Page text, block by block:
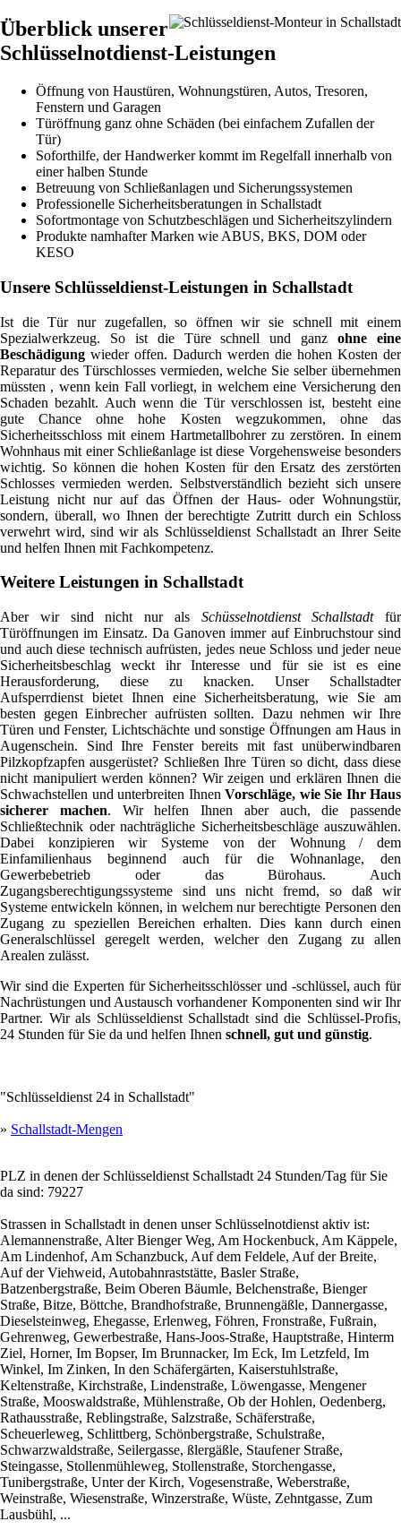
Überblick unserer
Schlüsselnotdienst-Leistungen
Öffnung von Haustüren, Wohnungstüren, Autos, Tresoren,
Fenstern und Garagen
Türöffnung ganz ohne Schäden (bei einfachem Zufallen der
Tür)
Soforthilfe, der Handwerker kommt im Regelfall innerhalb von
einer halben Stunde
Betreuung von Schließanlagen und Sicherungssystemen
Professionelle Sicherheitsberatungen in Schallstadt
Sofortmontage von Schutzbeschlägen und Sicherheitszylindern
Produkte namhafter Marken wie ABUS, BKS, DOM oder
KESO
Unsere Schlüsseldienst-Leistungen in Schallstadt
Ist die Tür nur zugefallen, so öffnen wir sie schnell mit einem
Spezialwerkzeug. So ist die Türe schnell und ganzohne eine
Beschädigung wieder offen. Dadurch werden die hohen Kosten der
Reparatur des Türschlosses vermieden, welche Sie selber übernehmen
müssten , wenn kein Fall vorliegt, in welchem eine Versicherung den
Schaden bezahlt. Auch wenn die Tür verschlossen ist, besteht eine
gute Chance ohne hohe Kosten wegzukommen, ohne das
Sicherheitsschloss mit einem Hartmetallbohrer zu zerstören. In einem
Wohnhaus mit einer Schließanlage ist diese Vorgehensweise besonders
wichtig. So können die hohen Kosten für den Ersatz des zerstörten
Schlosses vermieden werden. Selbstverständlich bezieht sich unsere
Leistung nicht nur auf das Öffnen der Haus- oder Wohnungstür,
sondern, überall, wo Ihnen der berechtigte Zutritt durch ein Schloss
verwehrt wird, sind wir als Schlüsseldienst Schallstadt an Ihrer Seite
und helfen Ihnen mit Fachkompetenz.
Weitere Leistungen in Schallstadt
Aber wir sind nicht nur als Schüsselnotdienst Schallstadtfür
Türöffnungen im Einsatz. Da Ganoven immer auf Einbruchstour sind
und auch diese technisch aufrüsten, jedes neue Schloss und jeder neue
Sicherheitsbeschlag weckt ihr Interesse und für sie ist es eine
Herausforderung, diese zu knacken. Unser Schallstadter
Aufsperrdienst bietet Ihnen eine Sicherheitsberatung, wie Sie am
besten gegen Einbrecher aufrüsten sollten. Dazu nehmen wir Ihre
Türen und Fenster, Lichtschächte und sonstige Öffnungen am Haus in
Augenschein. Sind Ihre Fenster bereits mit fast unüberwindbaren
Pilzkopfzapfen ausgerüstet? Schließen Ihre Türen so dicht, dass diese
nicht manipuliert werden können? Wir zeigen und erklären Ihnen die
Schwachstellen und unterbreiten Ihnen Vorschläge, wie Sie Ihr Haus
sicherer machen. Wir helfen Ihnen aber auch, die passende
Schließtechnik oder nachträgliche Sicherheitsbeschläge auszuwählen.
Dabei konzipieren wir Systeme von der Wohnung / dem
Einfamilienhaus beginnend auch für die Wohnanlage, den
Gewerbebetrieb oder das Bürohaus. Auch
Zugangsberechtigungssysteme sind uns nicht fremd, so daß wir
Systeme entwickeln können, in welchem nur berechtigte Personen den
Zugang zu speziellen Bereichen erhalten. Dies kann durch einen
Generalschlüssel geregelt werden, welcher den Zugang zu allen
Arealen zulässt.
Wir sind die Experten für Sicherheitsschlösser und -schlüssel, auch für
Nachrüstungen und Austausch vorhandener Komponenten sind wir Ihr
Partner. Wir als Schlüsseldienst Schallstadt sind die Schlüssel-Profis,
24 Stunden für Sie da und helfen Ihnen schnell, gut und günstig.
"Schlüsseldienst 24 in Schallstadt"
» Schallstadt-Mengen
PLZ in denen der Schlüsseldienst Schallstadt 24 Stunden/Tag für Sie
da sind: 79227
Strassen in Schallstadt in denen unser Schlüsselnotdienst aktiv ist:
Alemannenstraße, Alter Bienger Weg, Am Hockenbuck, Am Käppele,
Am Lindenhof, Am Schanzbuck, Auf dem Feldele, Auf der Breite,
Auf der Viehweid, Autobahnraststätte, Basler Straße,
Batzenbergstraße, Beim Oberen Bäumle, Belchenstraße, Bienger
Straße, Bitze, Böttche, Brandhofstraße, Brunnengäßle, Dannergasse,
Dieselsteinweg, Ehegasse, Erlenweg, Föhren, Fronstraße, Fußrain,
Gehrenweg, Gewerbestraße, Hans-Joos-Straße, Hauptstraße, Hinterm
Ziel, Horner, Im Bopser, Im Brunnacker, Im Eck, Im Letzfeld, Im
Winkel, Im Zinken, In den Schäfergärten, Kaiserstuhlstraße,
Keltenstraße, Kirchstraße, Lindenstraße, Löwengasse, Mengener
Straße, Mooswaldstraße, Mühlenstraße, Ob der Hohlen, Oedenberg,
Rathausstraße, Reblingstraße, Salzstraße, Schäferstraße,
Scheuerleweg, Schlittberg, Schönbergstraße, Schulstraße,
Schwarzwaldstraße, Seilergasse, ßlergäßle, Staufener Straße,
Steingasse, Stollenmühleweg, Stollenstraße, Storchengasse,
Tunibergstraße, Unter der Kirch, Vogesenstraße, Weberstraße,
Weinstraße, Wiesenstraße, Winzerstraße, Wüste, Zehntgasse, Zum
Lausbühl, ...